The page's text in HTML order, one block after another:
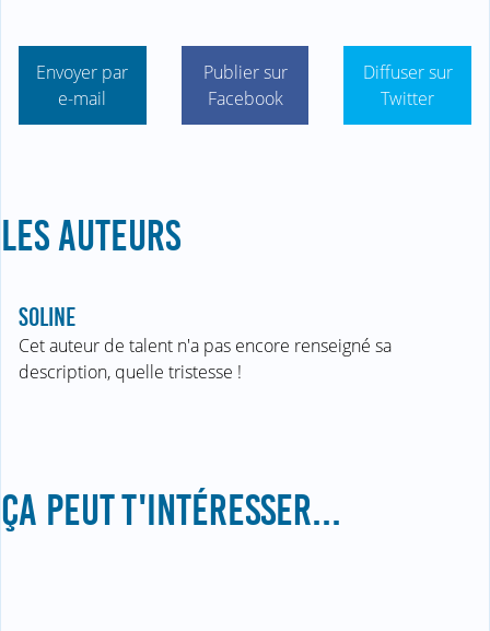
Envoyer par
e-mail
Publier sur
Facebook
Diffuser sur
Twitter
LES AUTEURS
SOLINE
Cet auteur de talent n'a pas encore renseigné sa
description, quelle tristesse !
ÇA PEUT T'INTÉRESSER...